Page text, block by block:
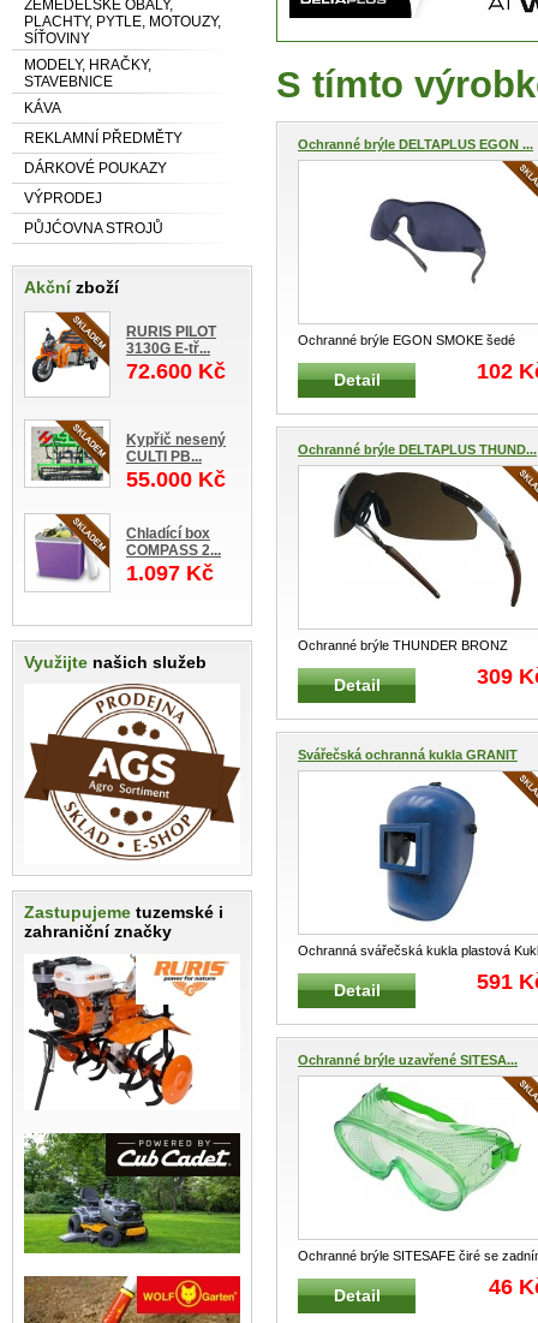
ZEMĚDĚLSKÉ OBALY,
PLACHTY, PYTLE, MOTOUZY,
SÍŤOVINY
MODELY, HRAČKY,
STAVEBNICE
KÁVA
REKLAMNÍ PŘEDMĚTY
DÁRKOVÉ POUKAZY
VÝPRODEJ
PŮJĆOVNA STROJŮ
Akčnízboží
RURIS PILOT
3130G E-tř...
72.600 Kč
Kypřič nesený
CULTI PB...
55.000 Kč
Chladící box
COMPASS 2...
1.097 Kč
Využijte našich služeb
Zastupujeme tuzemské i
zahraniční značky
S tímto
Ochranné brýle DELTAPLUS EGON ...
Ochranné brýle EGON SMOKE šedé
Otevřené lehké ochranné brýle s tónov
Detail 102
Ochranné brýle DELTAPLUS THUND...
Ochranné brýle THUNDER BRONZ
hnědé Otevřené lehké ochranné brýle s
...
Detail 309
Svářečská ochranná kukla GRANIT
Ochranná svářečská kukla plastová
s plastovým lůžkem na hlavu
...
Detail 591
Ochranné brýle uzavřené SITESA...
Ochranné brýle SITESAFE čiré se
pružným páskem Uzavřené ochra ...
Detail 46